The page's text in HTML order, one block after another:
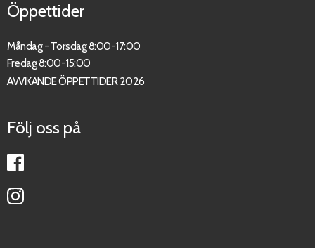
Öppettider
Måndag - Torsdag 8:00-17:00
Fredag 8:00-15:00
AVVIKANDE ÖPPETTIDER 2026
Följ oss på